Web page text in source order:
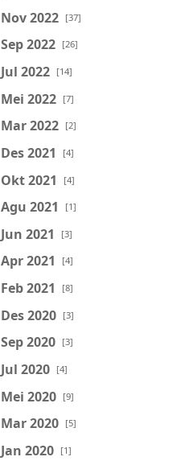
Nov 2022 [37]
Sep 2022 [26]
Jul 2022 [14]
Mei 2022 [7]
Mar 2022 [2]
Des 2021 [4]
Okt 2021 [4]
Agu 2021 [1]
Jun 2021 [3]
Apr 2021 [4]
Feb 2021 [8]
Des 2020 [3]
Sep 2020 [3]
Jul 2020 [4]
Mei 2020 [9]
Mar 2020 [5]
Jan 2020 [1]